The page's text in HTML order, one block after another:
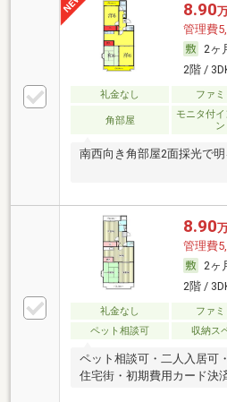
8.90
管理費
2ヶ
2階 /
礼金なし ファミ
角部屋
モニタ付
ン
南西向き角部屋2面採光で
8.90
管理費
2ヶ
2階 /
礼金なし ファミ
ペット相談可
収納ス
ペット相談可・二人入居可
住宅街・初期費用カード決